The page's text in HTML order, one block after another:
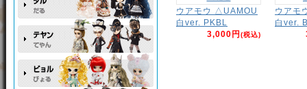
ウアモウ △UAMOU
白ver. PKBL
3,000円(税込)
ウアモ
白ver.